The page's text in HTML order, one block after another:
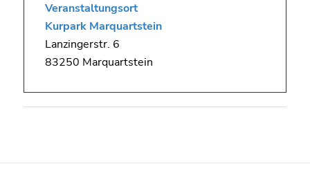
Veranstaltungsort
Kurpark Marquartstein
Lanzingerstr. 6
83250 Marquartstein